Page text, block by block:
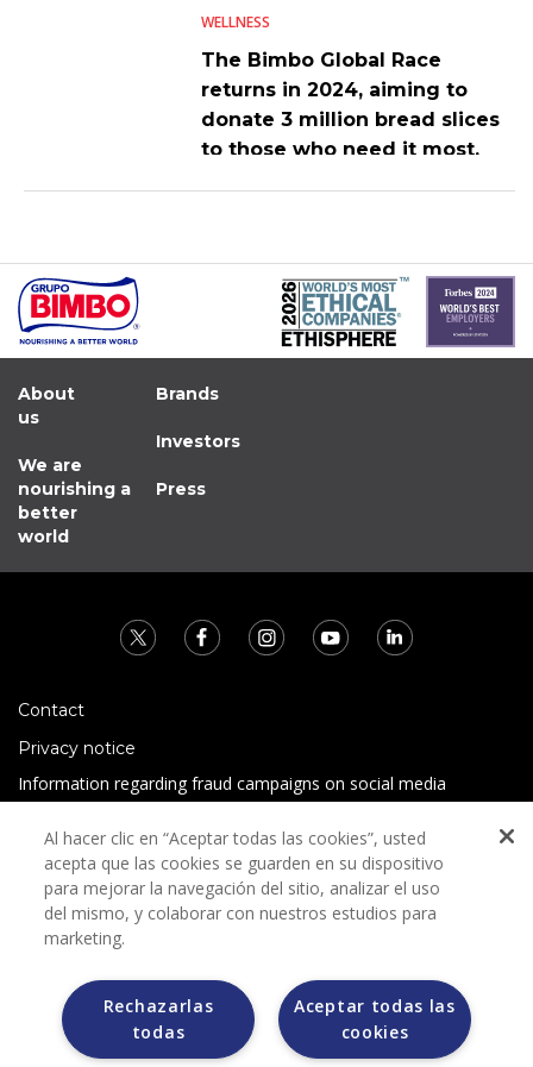
WELLNESS
The Bimbo Global Race
returns in 2024, aiming to
donate 3 million bread slices
to those who need it most.
About
us
We are
nourishing a
better
world
Brands
Investors
Press
Contact
Privacy notice
Information regarding fraud campaigns on social media
Terms and conditions
Grupo Bimbo does not request any kind of payment during
the selection process.
Al hacer clic en “Aceptar todas las cookies”, usted
acepta que las cookies se guarden en su dispositivo
para mejorar la navegación del sitio, analizar el uso
del mismo, y colaborar con nuestros estudios para
marketing.
Aceptar todas las
cookies
Rechazarlas
todas